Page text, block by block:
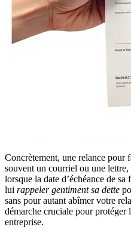
Concrètement, une relance pour
souvent un courriel ou une
lorsque la date d’échéance de sa
lui rappeler gentiment sa dette
sans pour autant abîmer votre
démarche cruciale pour protéger
entreprise.